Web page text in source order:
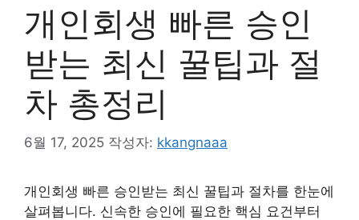
개인회생 빠른 승인
받는 최신 꿀팁과 절
차 총정리
6월 17, 2025 작성자: kkangnaaa
개인회생 빠른 승인받는 최신 꿀팁과 절차를 한눈에
살펴봅니다. 신속한 승인에 필요한 핵심 요건부터